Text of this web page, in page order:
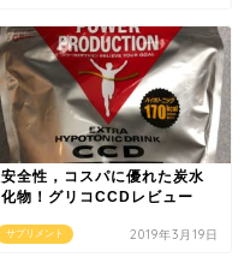
サプリメント
安全性，コスパに優れた炭水
化物！グリコCCDレビュー
2019年3月19日